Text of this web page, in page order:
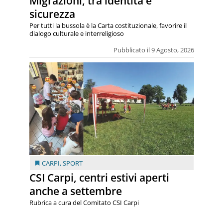
sicurezza
Pubblicato il 9 Agosto, 2026
Per tutti la bussola è la Carta costituzionale, favorire il
dialogo culturale e interreligioso
CARPI,SPORT
CSI Carpi, centri estivi aperti
anche a settembre
Rubrica a cura del Comitato CSI Carpi